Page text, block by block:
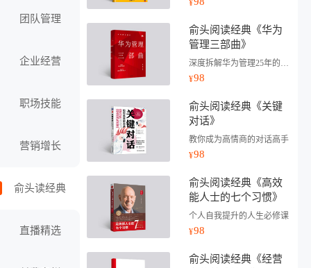
团队管理
企业经营
职场技能
营销增长
俞头读经典
直播精选
¥
俞头阅读经典《华为
管理三部曲》
深度拆解华为管理25年的精髓
¥98
俞头阅读经典《关键
对话》
教你成为高情商的对话高手
¥98
俞头阅读经典《高效
能人士的七个习惯》
个人自我提升的人生必修课
¥98
俞头阅读经典《经营